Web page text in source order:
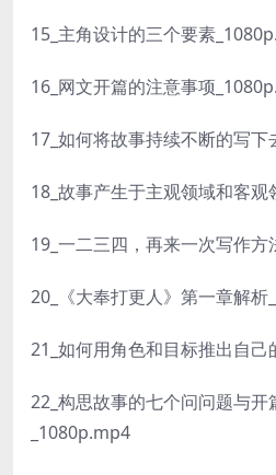
15_主角设计的三个要素
16_网文开篇的注意事项
17_如何将故事持续不断的写
18_故事产生于主观领域和客
19_一二三四，再来一次写作
20_《大奉打更人》第一章解
21_如何用角色和目标推出自
22_构思故事的七个问问题与开
_1080p.mp4